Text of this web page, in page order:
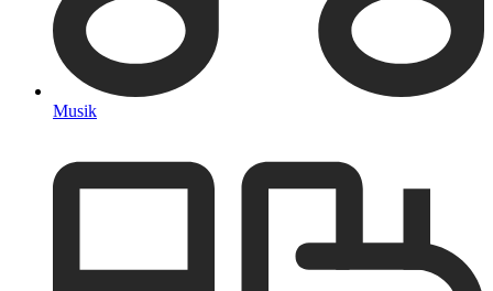
Musik